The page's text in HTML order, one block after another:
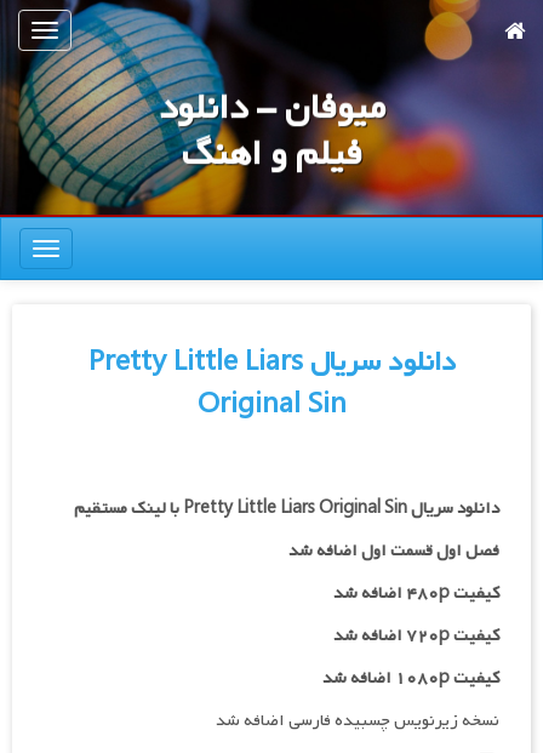
ناوبری
میوفان - دانلود
فیلم و اهنگ
ناوبری
دانلود سریال Pretty Little Liars
Original Sin
دانلود سریال Pretty Little Liars Original Sin با لینک مستقیم
فصل اول قسمت اول اضافه شد
کیفیت ۴۸۰p اضافه شد
کیفیت ۷۲۰p
اضافه شد
کیفیت ۱۰۸۰p اضافه شد
نسخه زیرنویس چسبیده فارسی اضافه شد